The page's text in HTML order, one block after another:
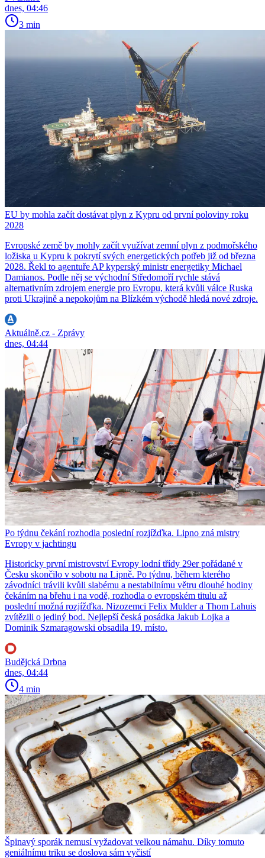
dnes, 04:46
3 min
EU by mohla začít dostávat plyn z Kypru od první poloviny roku
2028
Evropské země by mohly začít využívat zemní plyn z podmořského
ložiska u Kypru k pokrytí svých energetických potřeb již od března
2028. Řekl to agentuře AP kyperský ministr energetiky Michael
Damianos. Podle něj se východní Středomoří rychle stává
alternativním zdrojem energie pro Evropu, která kvůli válce Ruska
proti Ukrajině a nepokojům na Blízkém východě hledá nové zdroje.
Aktuálně.cz - Zprávy
dnes, 04:44
Po týdnu čekání rozhodla poslední rozjížďka. Lipno zná mistry
Evropy v jachtingu
Historicky první mistrovství Evropy lodní třídy 29er pořádané v
Česku skončilo v sobotu na Lipně. Po týdnu, během kterého
závodníci trávili kvůli slabému a nestabilnímu větru dlouhé hodiny
čekáním na břehu i na vodě, rozhodla o evropském titulu až
poslední možná rozjížďka. Nizozemci Felix Mulder a Thom Lahuis
zvítězili o jediný bod. Nejlepší česká posádka Jakub Lojka a
Dominik Szmaragowski obsadila 19. místo.
Budějcká Drbna
dnes, 04:44
4 min
Špinavý sporák nemusí vyžadovat velkou námahu. Díky tomuto
geniálnímu triku se doslova sám vyčistí